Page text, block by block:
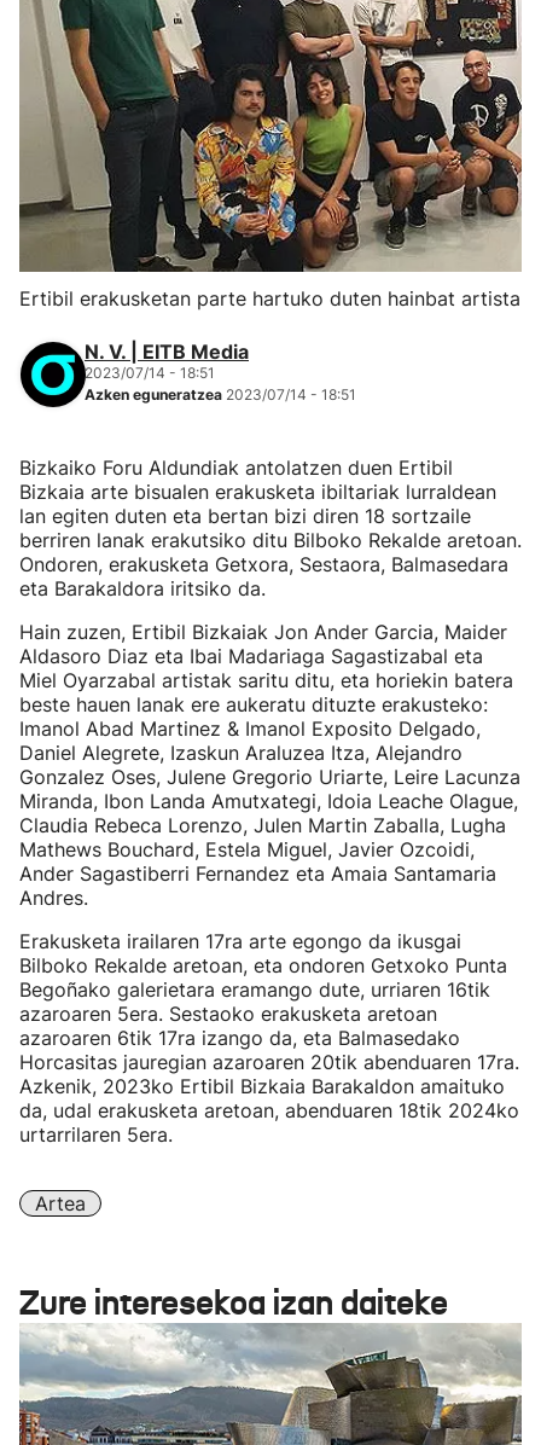
Ertibil erakusketan parte hartuko duten hainbat artista
N. V. | EITB Media
2023/07/14 - 18:51
Azken eguneratzea 2023/07/14 - 18:51
Bizkaiko Foru Aldundiak antolatzen duen Ertibil
Bizkaia arte bisualen erakusketa ibiltariak lurraldean
lan egiten duten eta bertan bizi diren 18 sortzaile
berriren lanak erakutsiko ditu Bilboko Rekalde aretoan.
Ondoren, erakusketa Getxora, Sestaora, Balmasedara
eta Barakaldora iritsiko da.
Hain zuzen, Ertibil Bizkaiak Jon Ander Garcia, Maider
Aldasoro Diaz eta Ibai Madariaga Sagastizabal eta
Miel Oyarzabal artistak saritu ditu, eta horiekin batera
beste hauen lanak ere aukeratu dituzte erakusteko:
Imanol Abad Martinez & Imanol Exposito Delgado,
Daniel Alegrete, Izaskun Araluzea Itza, Alejandro
Gonzalez Oses, Julene Gregorio Uriarte, Leire Lacunza
Miranda, Ibon Landa Amutxategi, Idoia Leache Olague,
Claudia Rebeca Lorenzo, Julen Martin Zaballa, Lugha
Mathews Bouchard, Estela Miguel, Javier Ozcoidi,
Ander Sagastiberri Fernandez eta Amaia Santamaria
Andres.
Erakusketa irailaren 17ra arte egongo da ikusgai
Bilboko Rekalde aretoan, eta ondoren Getxoko Punta
Begoñako galerietara eramango dute, urriaren 16tik
azaroaren 5era. Sestaoko erakusketa aretoan
azaroaren 6tik 17ra izango da, eta Balmasedako
Horcasitas jauregian azaroaren 20tik abenduaren 17ra.
Azkenik, 2023ko Ertibil Bizkaia Barakaldon amaituko
da, udal erakusketa aretoan, abenduaren 18tik 2024ko
urtarrilaren 5era.
Artea
Zure interesekoa izan daiteke